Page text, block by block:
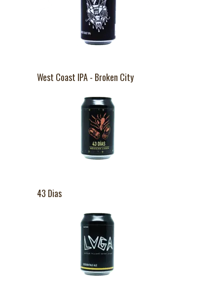
West Coast IPA - Broken City
43 Dias